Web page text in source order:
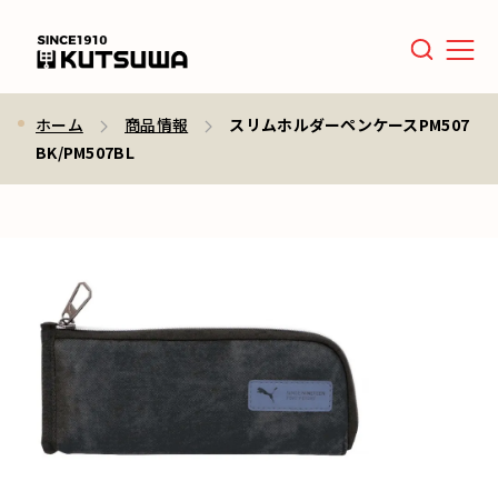
Menu
ホーム 商品情報
スリムホルダーペンケースPM507
BK/PM507BL